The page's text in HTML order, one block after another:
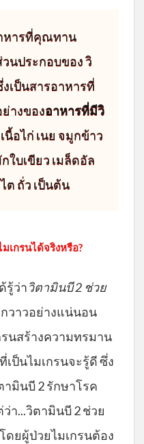
หารที่คุณทาน
นประกอบของ วิ
เป็นสารอาหารที่
างของอาหารที่มีวิ
นื้อไก่ เนย จมูกข้าว
ใบเขียว เมล็ดอัล
ต ถั่ว เป็นต้น
เกรนได้จริงหรือ?
รู้ว่าวิตามินบี 2 ช่วย
วาวอย่างแน่นอน
รนสร้างความทรมาน
ป็นไมเกรนจะรู้ดี ซึ่ง
มินบี 2 รักษาโรค
า...วิตามินบี 2 ช่วย
ดยผู้ป่วยไมเกรนต้อง